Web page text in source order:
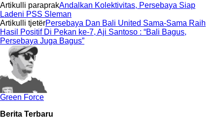
Artikulli paraprakAndalkan Kolektivitas, Persebaya Siap
Ladeni PSS Sleman
Artikulli tjetërPersebaya Dan Bali United Sama-Sama Raih
Hasil Positif Di Pekan ke-7, Aji Santoso : “Bali Bagus,
Persebaya Juga Bagus”
Green Force
Berita Terbaru